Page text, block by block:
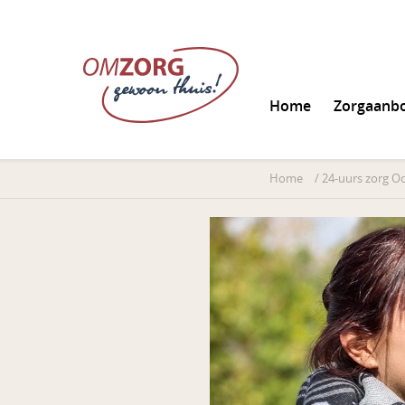
Home
Informatie
Home / 24-uurs zorg